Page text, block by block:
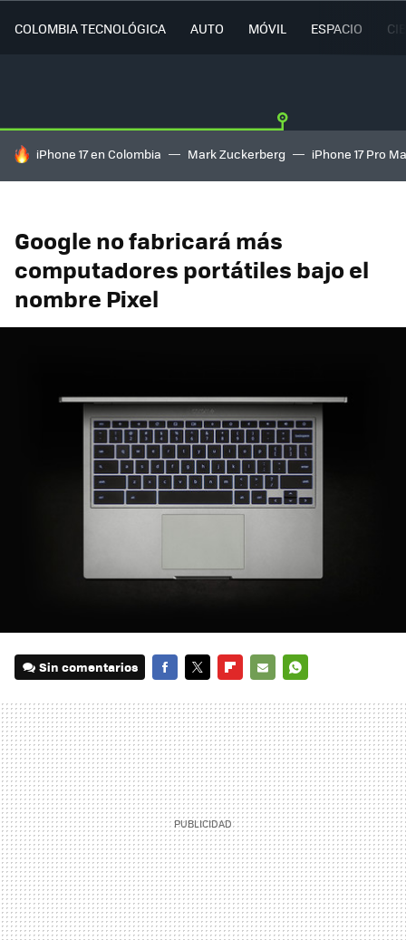
COLOMBIA TECNOLÓGICA AUTO MÓVIL ESPACIO
HOY SE HABLA DE
iPhone 17 en Colombia Mark Zuckerberg iPhone 17 Pro
Google no fabricará más
computadores portátiles bajo el
nombre Pixel
Sin comentarios
MAIL